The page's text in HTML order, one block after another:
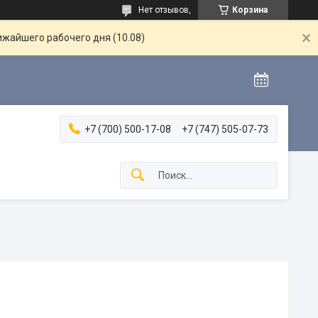
Корзина
Нет отзывов,
рабочего дня (10.08)
+7 (700) 500-17-08 +7 (747) 505-07-73